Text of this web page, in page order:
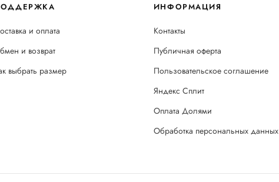
и оплата
и возврат
выбрать размер
ИНФОРМАЦИЯ
Контакты
Публичная оферта
Пользовательское соглашение
Яндекс Сплит
Оплата Долями
Обработка персональных данных